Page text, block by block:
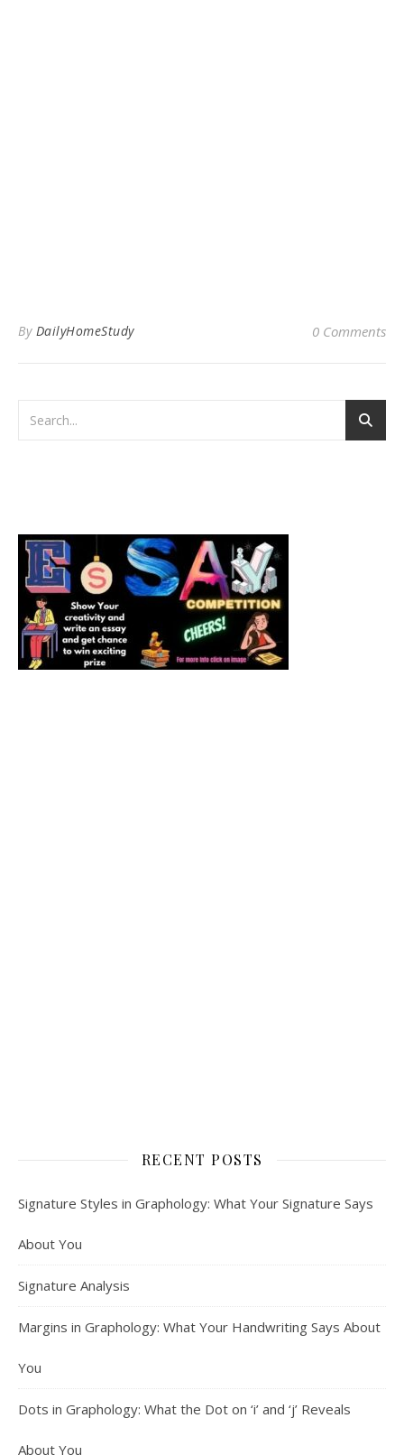
By DailyHomeStudy 0 Comments
RECENT POSTS
Signature Styles in Graphology: What Your Signature Says
About You
Signature Analysis
Margins in Graphology: What Your Handwriting Says About
You
Dots in Graphology: What the Dot on ‘i’ and ‘j’ Reveals
About You